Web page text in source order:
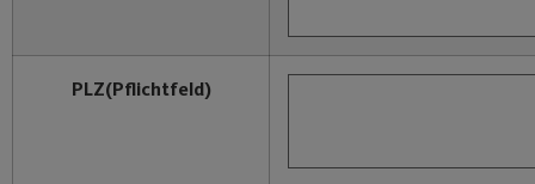
PLZ(Pflichtfeld)